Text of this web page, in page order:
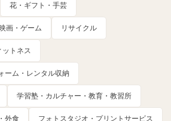
花・ギフト・手芸
画・ゲーム リサイクル
トネス
ーム・レンタル収納
学習塾・カルチャー・教育・教習所
外食 フォトスタジオ・プリントサービス